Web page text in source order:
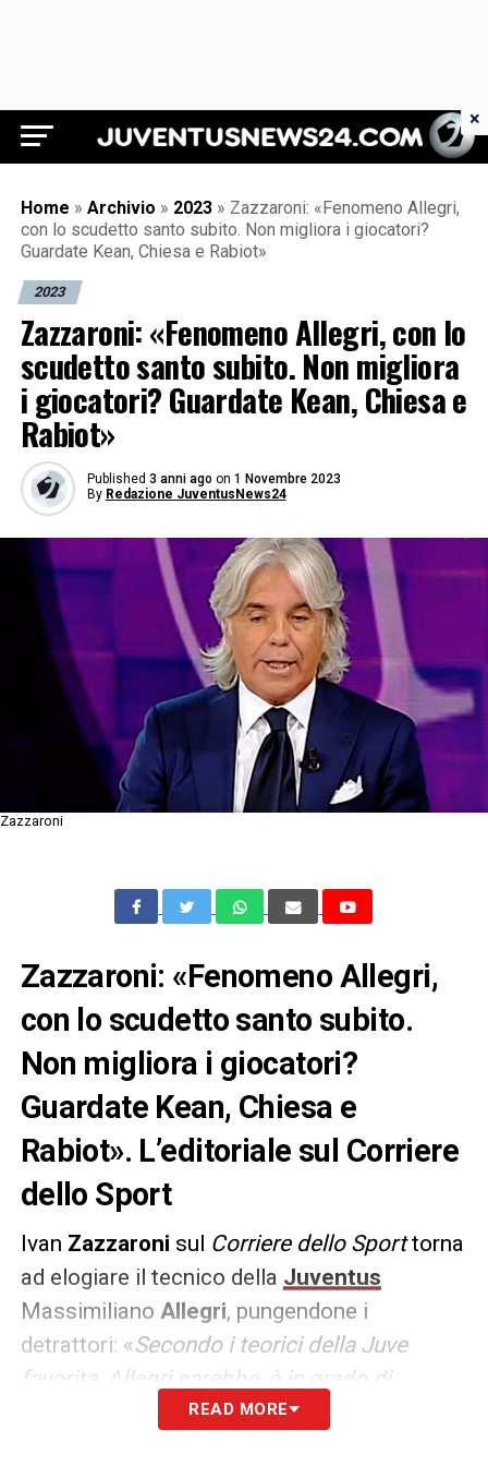
Juventus News 24
Home » Archivio » 2023 » Zazzaroni: «Fenomeno Allegri,
con lo scudetto santo subito. Non migliora i giocatori?
Guardate Kean, Chiesa e Rabiot»
2023
Zazzaroni: «Fenomeno Allegri, con lo
scudetto santo subito. Non migliora
i giocatori? Guardate Kean, Chiesa e
Rabiot»
Published 3 anni ago on 1 Novembre 2023
By Redazione JuventusNews24
Zazzaroni
Zazzaroni: «Fenomeno Allegri,
con lo scudetto santo subito.
Non migliora i giocatori?
Guardate Kean, Chiesa e
Rabiot». L’editoriale sul Corriere
dello Sport
Ivan Zazzaroni sul Corriere dello Sporttorna
ad elogiare il tecnico della Juventus
Massimiliano Allegri, pungendone i
detrattori: «Secondo i teorici della Juve
favorita, Allegri sarebbe, è in grado di
vincere il campionato e quindi di recuperare i
READ MORE
×